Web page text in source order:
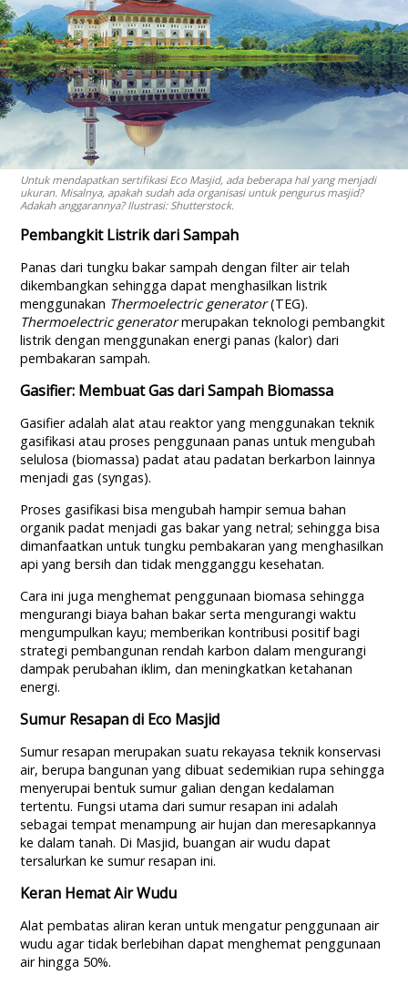
Untuk mendapatkan sertifikasi Eco Masjid, ada beberapa hal yang menjadi
ukuran. Misalnya, apakah sudah ada organisasi untuk pengurus masjid?
Adakah anggarannya? Ilustrasi: Shutterstock.
Pembangkit Listrik dari Sampah
Panas dari tungku bakar sampah dengan filter air telah
dikembangkan sehingga dapat menghasilkan listrik
menggunakan Thermoelectric generator(TEG).
Thermoelectric generatormerupakan teknologi pembangkit
listrik dengan menggunakan energi panas (kalor) dari
pembakaran sampah.
Gasifier: Membuat Gas dari Sampah Biomassa
Gasifier adalah alat atau reaktor yang menggunakan teknik
gasifikasi atau proses penggunaan panas untuk mengubah
selulosa (biomassa) padat atau padatan berkarbon lainnya
menjadi gas (syngas).
Proses gasifikasi bisa mengubah hampir semua bahan
organik padat menjadi gas bakar yang netral; sehingga bisa
dimanfaatkan untuk tungku pembakaran yang menghasilkan
api yang bersih dan tidak mengganggu kesehatan.
Cara ini juga menghemat penggunaan biomasa sehingga
mengurangi biaya bahan bakar serta mengurangi waktu
mengumpulkan kayu; memberikan kontribusi positif bagi
strategi pembangunan rendah karbon dalam mengurangi
dampak perubahan iklim, dan meningkatkan ketahanan
energi.
Sumur Resapan di Eco Masjid
Sumur resapan merupakan suatu rekayasa teknik konservasi
air, berupa bangunan yang dibuat sedemikian rupa sehingga
menyerupai bentuk sumur galian dengan kedalaman
tertentu. Fungsi utama dari sumur resapan ini adalah
sebagai tempat menampung air hujan dan meresapkannya
ke dalam tanah. Di Masjid, buangan air wudu dapat
tersalurkan ke sumur resapan ini.
Keran Hemat Air Wudu
Alat pembatas aliran keran untuk mengatur penggunaan air
wudu agar tidak berlebihan dapat menghemat penggunaan
air hingga 50%.